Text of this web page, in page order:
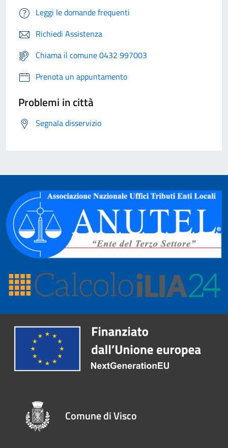
Leggi le domande frequenti
Richiedi Assistenza
Chiama il comune 0432 997003
Prenota un appuntamento
Problemi in città
Segnala disservizio
Comune di Visco